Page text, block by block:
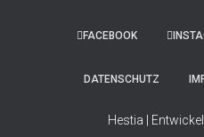
FACEBOOK
DATENSCHUTZ
Hestia |